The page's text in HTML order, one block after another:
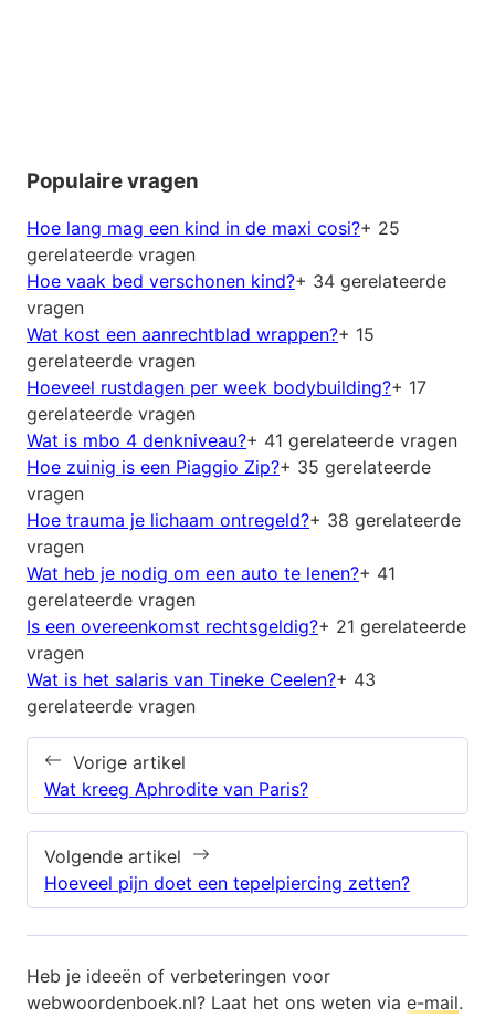
Populaire vragen
Hoe lang mag een kind in de maxi cosi?+ 25
gerelateerde vragen
Hoe vaak bed verschonen kind?+ 34 gerelateerde
vragen
Wat kost een aanrechtblad wrappen?+ 15
gerelateerde vragen
Hoeveel rustdagen per week bodybuilding?+ 17
gerelateerde vragen
Wat is mbo 4 denkniveau?+ 41 gerelateerde vragen
Hoe zuinig is een Piaggio Zip?+ 35 gerelateerde
vragen
Hoe trauma je lichaam ontregeld?+ 38 gerelateerde
vragen
Wat heb je nodig om een auto te lenen?+ 41
gerelateerde vragen
Is een overeenkomst rechtsgeldig?+ 21 gerelateerde
vragen
Wat is het salaris van Tineke Ceelen?+ 43
gerelateerde vragen
Vorige artikel
Wat kreeg Aphrodite van Paris?
Volgende artikel
Hoeveel pijn doet een tepelpiercing zetten?
Heb je ideeën of verbeteringen voor
webwoordenboek.nl? Laat het ons weten via e-mail.